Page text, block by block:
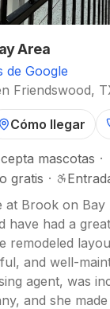
Area
de Google
Friendswood,
Cómo llegar
mascotas ·
gratis ·
at Brook on Bay
have had a great
remodeled
and well-
agent, was
and she